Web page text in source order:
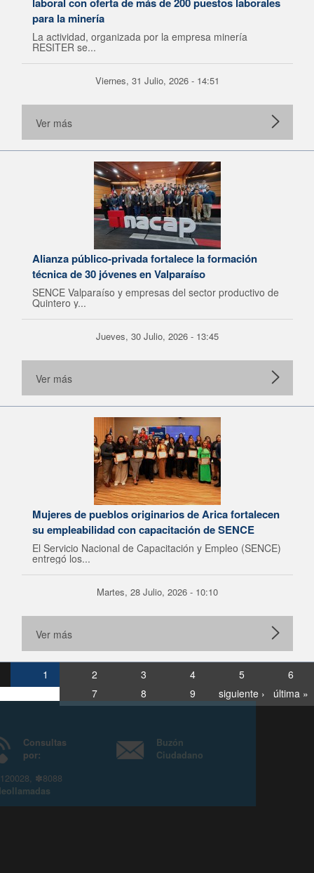
para la minería
La actividad, organizada por la empresa minería
RESITER se...
Viernes, 31 Julio, 2026 - 14:51
Ver más
Alianza público-privada fortalece la formación
técnica de 30 jóvenes en Valparaíso
SENCE Valparaíso y empresas del sector productivo de
Quintero y...
Jueves, 30 Julio, 2026 - 13:45
Ver más
Mujeres de pueblos originarios de Arica fortalecen
su empleabilidad con capacitación de SENCE
El Servicio Nacional de Capacitación y Empleo (SENCE)
entregó los...
Martes, 28 Julio, 2026 - 10:10
Ver más
1 2 3 4 5
6
7
8 9 siguiente › última »
Consultas
6007120028, ✽8088
yVideollamadas